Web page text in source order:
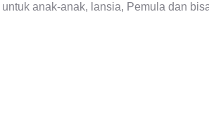
anak-anak, lansia, Pemula dan